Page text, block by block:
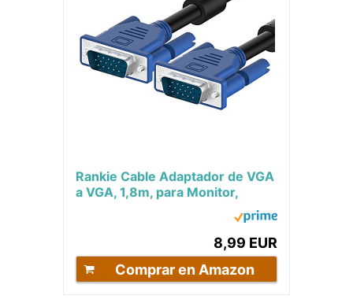
Rankie Cable Adaptador de VGA
a VGA, 1,8m, para Monitor,
8,99 EUR
Comprar en Amazon